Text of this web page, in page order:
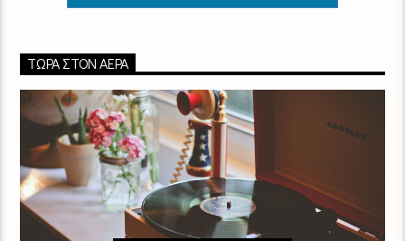
ΤΏΡΑ ΣΤΟΝ ΑΈΡΑ